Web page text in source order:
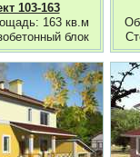
103-163
163 кв.м
блок